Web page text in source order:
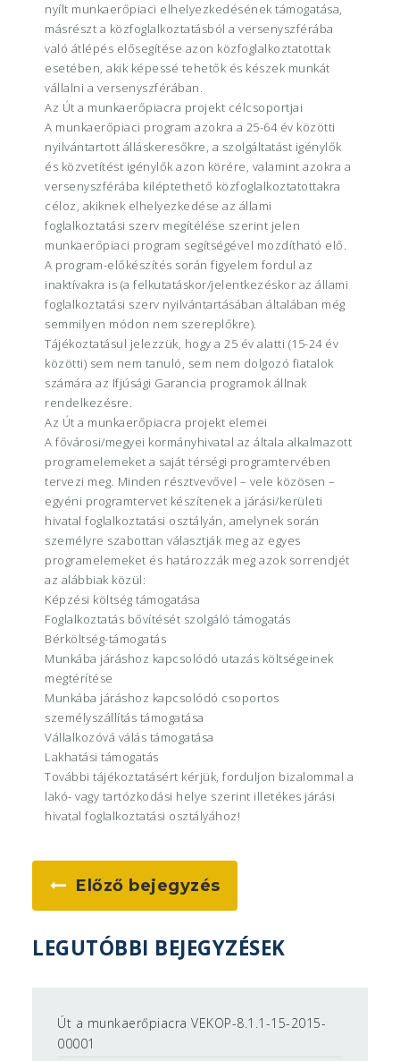
nyílt munkaerőpiaci elhelyezkedésének támogatása,
másrészt a közfoglalkoztatásból a versenyszférába
való átlépés elősegítése azon közfoglalkoztatottak
esetében, akik képessé tehetők és készek munkát
vállalni a versenyszférában.
Az Út a munkaerőpiacra projekt célcsoportjai
A munkaerőpiaci program azokra a 25-64 év közötti
nyilvántartott álláskeresőkre, a szolgáltatást igénylők
és közvetítést igénylők azon körére, valamint azokra a
versenyszférába kiléptethető közfoglalkoztatottakra
céloz, akiknek elhelyezkedése az állami
foglalkoztatási szerv megítélése szerint jelen
munkaerőpiaci program segítségével mozdítható elő.
A program-előkészítés során figyelem fordul az
inaktívakra is (a felkutatáskor/jelentkezéskor az állami
foglalkoztatási szerv nyilvántartásában általában még
semmilyen módon nem szereplőkre).
Tájékoztatásul jelezzük, hogy a 25 év alatti (15-24 év
közötti) sem nem tanuló, sem nem dolgozó fiatalok
számára az Ifjúsági Garancia programok állnak
rendelkezésre.
Az Út a munkaerőpiacra projekt elemei
A fővárosi/megyei kormányhivatal az általa alkalmazott
programelemeket a saját térségi programtervében
tervezi meg. Minden résztvevővel – vele közösen –
egyéni programtervet készítenek a járási/kerületi
hivatal foglalkoztatási osztályán, amelynek során
személyre szabottan választják meg az egyes
programelemeket és határozzák meg azok sorrendjét
az alábbiak közül:
Képzési költség támogatása
Foglalkoztatás bővítését szolgáló támogatás
Bérköltség-támogatás
Munkába járáshoz kapcsolódó utazás költségeinek
megtérítése
Munkába járáshoz kapcsolódó csoportos
személyszállítás támogatása
Vállalkozóvá válás támogatása
Lakhatási támogatás
További tájékoztatásért kérjük, forduljon bizalommal a
lakó- vagy tartózkodási helye szerint illetékes járási
hivatal foglalkoztatási osztályához!
Előző bejegyzés
LEGUTÓBBI BEJEGYZÉSEK
Út a munkaerőpiacra VEKOP-8.1.1-15-2015-
00001